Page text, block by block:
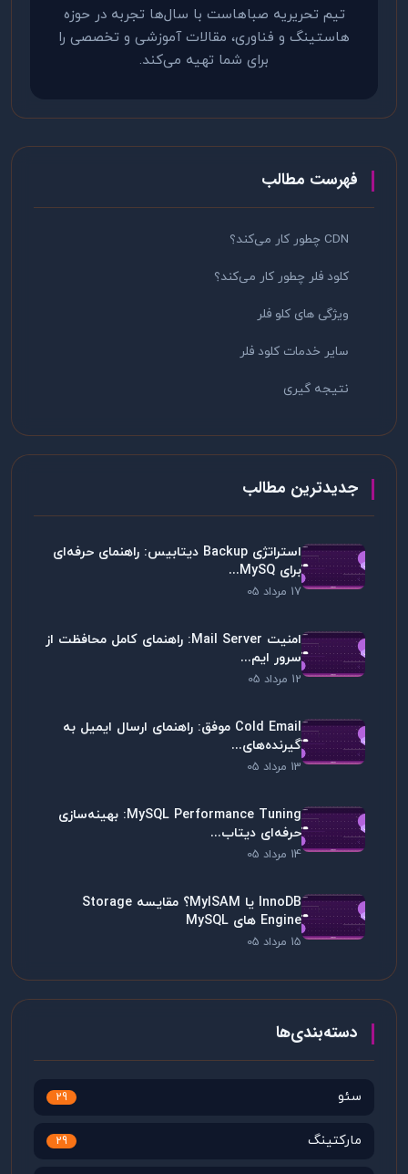
تیم تحریریه صباهاست با سال‌ها تجربه در حوزه
هاستینگ و فناوری، مقالات آموزشی و تخصصی را
برای شما تهیه می‌کند.
فهرست مطالب
CDN چطور کار می‌کند؟
کلود فلر چطور کار می‌کند؟
ویژگی های کلو فلر
سایر خدمات کلود فلر
نتیجه گیری
جدیدترین مطالب
استراتژی Backup دیتابیس: راهنمای حرفه‌ای
برای MySQ...
17 مرداد 05
امنیت Mail Server: راهنمای کامل محافظت از
سرور ایم...
12 مرداد 05
Cold Email موفق: راهنمای ارسال ایمیل به
گیرنده‌های...
13 مرداد 05
MySQL Performance Tuning: بهینه‌سازی
حرفه‌ای دیتاب...
14 مرداد 05
InnoDB یا MyISAM؟ مقایسه Storage
Engine های MySQL
15 مرداد 05
دسته‌بندی‌ها
سئو 29
مارکتینگ 29